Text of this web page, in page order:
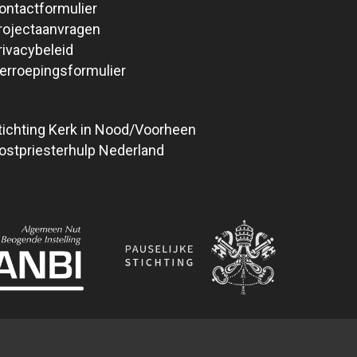
Kerk in Nood/Voorheen
Nederland